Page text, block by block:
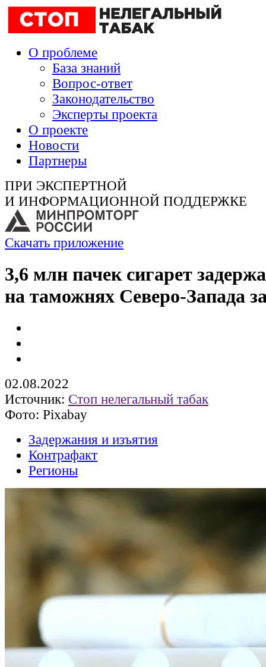
О проблеме
База знаний
Вопрос-ответ
Законодательство
Эксперты проекта
О проекте
Новости
Партнеры
ПРИ ЭКСПЕРТНОЙ
И ИНФОРМАЦИОННОЙ ПОДДЕРЖКЕ
Скачать приложение
3,6 млн пачек сигарет
на таможнях Северо-Запада
02.08.2022
Источник: Стоп нелегальный табак
Фото: Pixabay
Задержания и изъятия
Контрафакт
Регионы